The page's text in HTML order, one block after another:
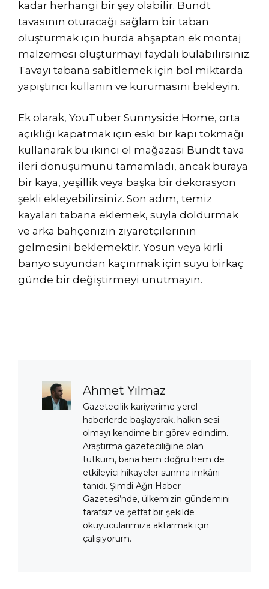
kadar herhangi bir şey olabilir. Bundt
tavasının oturacağı sağlam bir taban
oluşturmak için hurda ahşaptan ek montaj
malzemesi oluşturmayı faydalı bulabilirsiniz.
Tavayı tabana sabitlemek için bol miktarda
yapıştırıcı kullanın ve kurumasını bekleyin.
Ek olarak, YouTuber Sunnyside Home, orta
açıklığı kapatmak için eski bir kapı tokmağı
kullanarak bu ikinci el mağazası Bundt tava
ileri dönüşümünü tamamladı, ancak buraya
bir kaya, yeşillik veya başka bir dekorasyon
şekli ekleyebilirsiniz. Son adım, temiz
kayaları tabana eklemek, suyla doldurmak
ve arka bahçenizin ziyaretçilerinin
gelmesini beklemektir. Yosun veya kirli
banyo suyundan kaçınmak için suyu birkaç
günde bir değiştirmeyi unutmayın.
Ahmet Yılmaz
Gazetecilik kariyerime yerel
haberlerde başlayarak, halkın sesi
olmayı kendime bir görev edindim.
Araştırma gazeteciliğine olan
tutkum, bana hem doğru hem de
etkileyici hikayeler sunma imkânı
tanıdı. Şimdi Ağrı Haber
Gazetesi’nde, ülkemizin gündemini
tarafsız ve şeffaf bir şekilde
okuyucularımıza aktarmak için
çalışıyorum.